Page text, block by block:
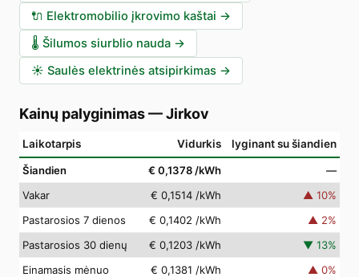
🔌 Elektromobilio įkrovimo kaštai →
🌡️ Šilumos siurblio nauda →
☀️ Saulės elektrinės atsipirkimas →
Kainų palyginimas—Jirkov
Laikotarpis Vidurkis lyginant su šiandien
Šiandien € 0,1378 /kWh
—
Vakar
€ 0,1514 /kWh ▲ 10%
Pastarosios 7 dienos
€ 0,1402 /kWh ▲ 2%
Pastarosios 30 dienų
€ 0,1203 /kWh ▼ 13%
Einamasis mėnuo
€ 0,1381 /kWh ▲ 0%